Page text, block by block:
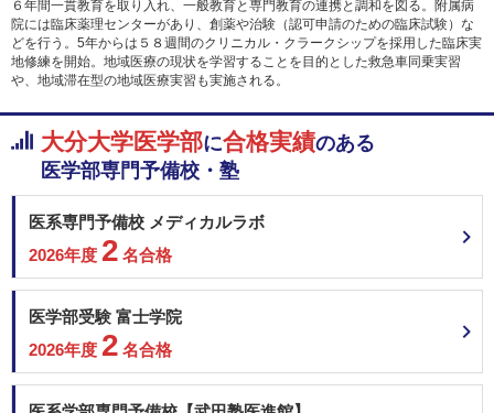
６年間一貫教育を取り入れ、一般教育と専門教育の連携と調和を図る。附属病
院には臨床薬理センターがあり、創薬や治験（認可申請のための臨床試験）な
どを行う。5年からは５８週間のクリニカル・クラークシップを採用した臨床実
地修練を開始。地域医療の現状を学習することを目的とした救急車同乗実習
や、地域滞在型の地域医療実習も実施される。
大分大学医学部に合格実績のある
医学部専門予備校・塾
医系専門予備校 メディカルラボ
2026年度 2 名合格
医学部受験 富士学院
2026年度 2 名合格